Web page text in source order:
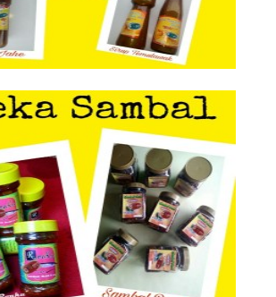
Aneka Sambal
Sambal